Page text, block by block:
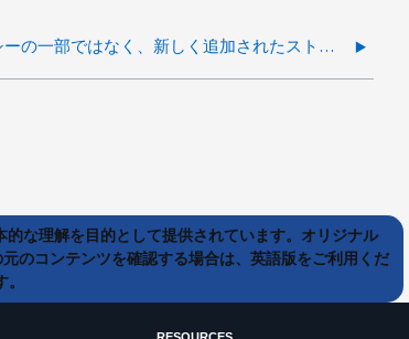
ILMポリシーの一部ではなく、新しく追加されたストレージ ノードに保存されたデータ
な理解を目的として提供されています。オリジナル
のコンテンツを確認する場合は、英語版をご利用くだ